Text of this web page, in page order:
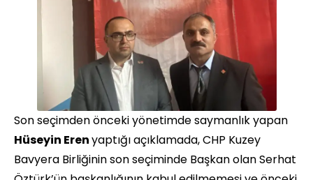
Son seçimden önceki yönetimde saymanlık yapan
Hüseyin Erenyaptığı açıklamada, CHP Kuzey
Bavyera Birliğinin son seçiminde Başkan olan Serhat